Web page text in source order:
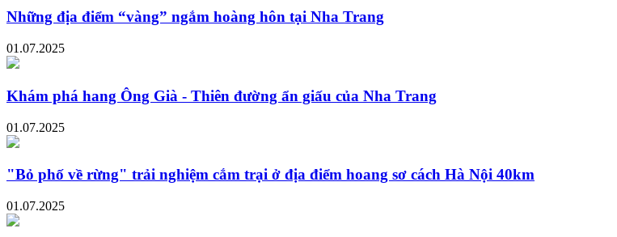
Những địa điểm “vàng” ngắm hoàng hôn tại Nha Trang
01.07.2025
Khám phá hang Ông Già - Thiên đường ẩn giấu của Nha Trang
01.07.2025
"Bỏ phố về rừng" trải nghiệm cắm trại ở địa điểm hoang sơ cách Hà Nội 40km
01.07.2025